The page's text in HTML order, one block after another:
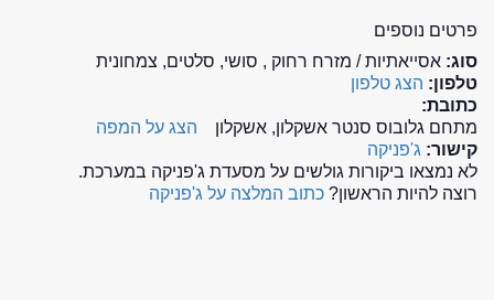
פרטים נוספים
סוג: אסייאתיות / מזרח רחוק , סושי, סלטים, צמחונית
טלפון: הצג טלפון
כתובת:
מתחם גלובוס סנטר אשקלון, אשקלון
הצג על המפה
קישור: ג'פניקה
לא נמצאו ביקורות גולשים על מסעדת ג'פניקה במערכת.
רוצה להיות הראשון? כתוב המלצה על ג'פניקה